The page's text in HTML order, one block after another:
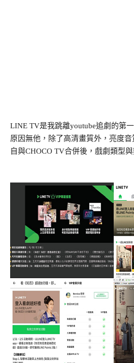
LINE TV是我跳離youtube追劇的第
原因無他，除了高清畫質外，亮度
自與CHOCO TV合併後，戲劇類型